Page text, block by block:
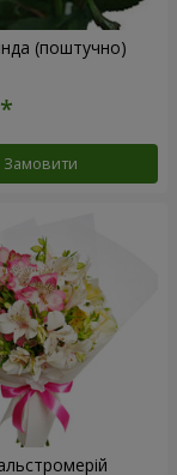
(поштучно)
Замовити